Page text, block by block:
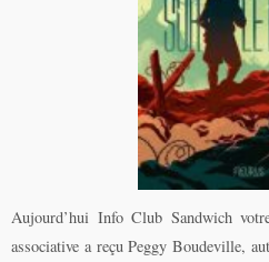
Aujourd’hui Info Club Sandwich
associative a reçu Peggy Boudeville,